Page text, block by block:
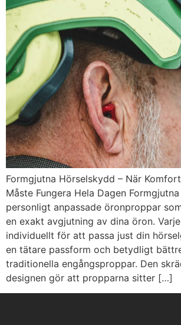
Formgjutna Hörselskydd – När
Måste Fungera Hela Dagen
personligt anpassade öronproppar
en exakt avgjutning av dina öron.
individuellt för att passa just din
en tätare passform och betydligt
traditionella engångsproppar. Den
designen gör att propparna sitter […]